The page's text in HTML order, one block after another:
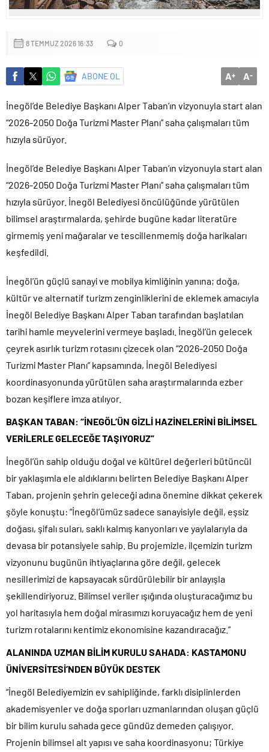
8 TEMMUZ 2026 16:33 0
ABONE OL A+ A-
İnegöl’de Belediye Başkanı Alper Taban’ın vizyonuyla start alan
“2026-2050 Doğa Turizmi Master Planı” saha çalışmaları tüm
hızıyla sürüyor.
İnegöl’de Belediye Başkanı Alper Taban’ın vizyonuyla start alan
“2026-2050 Doğa Turizmi Master Planı” saha çalışmaları tüm
hızıyla sürüyor. İnegöl Belediyesi öncülüğünde yürütülen
bilimsel araştırmalarda, şehirde bugüne kadar literatüre
girmemiş yeni mağaralar ve tescillenmemiş doğa harikaları
keşfedildi.
İnegöl’ün güçlü sanayi ve mobilya kimliğinin yanına; doğa,
kültür ve alternatif turizm zenginliklerini de eklemek amacıyla
İnegöl Belediye Başkanı Alper Taban tarafından başlatılan
tarihi hamle meyvelerini vermeye başladı. İnegöl’ün gelecek
çeyrek asırlık turizm rotasını çizecek olan “2026-2050 Doğa
Turizmi Master Planı” kapsamında, İnegöl Belediyesi
koordinasyonunda yürütülen saha araştırmalarında ezber
bozan keşiflere imza atılıyor.
BAŞKAN TABAN: “İNEGÖL’ÜN GİZLİ HAZİNELERİNİ BİLİMSEL
VERİLERLE GELECEĞE TAŞIYORUZ”
İnegöl’ün sahip olduğu doğal ve kültürel değerleri bütüncül
bir yaklaşımla ele aldıklarını belirten Belediye Başkanı Alper
Taban, projenin şehrin geleceği adına önemine dikkat çekerek
şöyle konuştu: “İnegöl’ümüz sadece sanayisiyle değil, eşsiz
doğası, şifalı suları, saklı kalmış kanyonları ve yaylalarıyla da
devasa bir potansiyele sahip. Bu projemizle, ilçemizin turizm
vizyonunu bugünün ihtiyaçlarına göre değil, gelecek
nesillerimizi de kapsayacak sürdürülebilir bir anlayışla
şekillendiriyoruz. Bilimsel veriler ışığında oluşturacağımız bu
yol haritasıyla hem doğal mirasımızı koruyacağız hem de yeni
turizm rotalarını kentimiz ekonomisine kazandıracağız.”
ALANINDA UZMAN BİLİM KURULU SAHADA: KASTAMONU
ÜNİVERSİTESİ’NDEN BÜYÜK DESTEK
“İnegöl Belediyemizin ev sahipliğinde, farklı disiplinlerden
akademisyenler ve doğa sporları uzmanlarından oluşan güçlü
bir bilim kurulu sahada gece gündüz demeden çalışıyor.
Projenin bilimsel alt yapısı ve saha koordinasyonu; Türkiye